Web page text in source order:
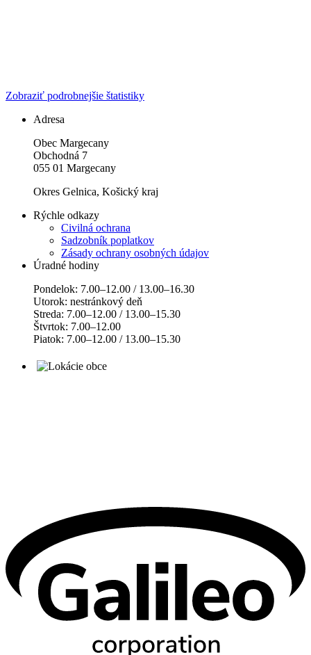
Zobraziť podrobnejšie štatistiky
Adresa
Obec Margecany
Obchodná 7
055 01 Margecany
Okres Gelnica, Košický kraj
Rýchle odkazy
Civilná ochrana
Sadzobník poplatkov
Zásady ochrany osobných údajov
Úradné hodiny
Pondelok: 7.00–12.00 / 13.00–16.30
Utorok: nestránkový deň
Streda: 7.00–12.00 / 13.00–15.30
Štvrtok: 7.00–12.00
Piatok: 7.00–12.00 / 13.00–15.30